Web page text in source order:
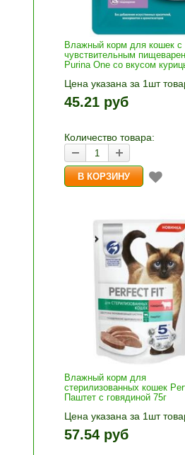
Влажный корм для кошек с
чувствительным
Purina One со вкусом
Цена указана за 1шт
1шт прибавляется
и «-». Выберите нужное
корзину»
45.21 руб
Количество товара:
Влажный корм для
стерилизованных кошек
Паштет с говядиной 75г
Цена указана за 1шт
1шт прибавляется
и «-». Выберите нужное
57.54 руб